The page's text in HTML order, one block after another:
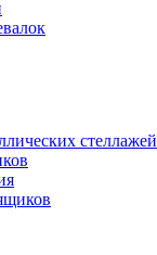
стеллажей